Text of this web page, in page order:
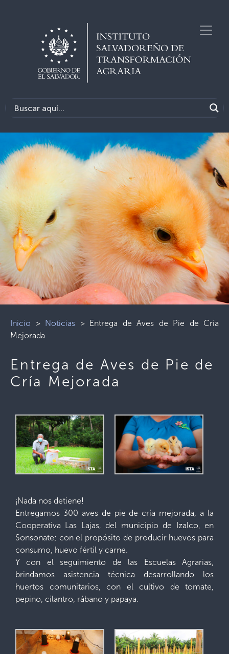
Inicio > Noticias > Entrega de Aves de Pie de Cría
Mejorada
Entrega de Aves de Pie de
Cría Mejorada
¡Nada nos detiene!
Entregamos 300 aves de pie de cría mejorada, a la
Cooperativa Las Lajas, del municipio de Izalco, en
Sonsonate; con el propósito de producir huevos para
consumo, huevo fértil y carne.
Y con el seguimiento de las Escuelas Agrarias,
brindamos asistencia técnica desarrollando los
huertos comunitarios, con el cultivo de tomate,
pepino, cilantro, rábano y papaya.